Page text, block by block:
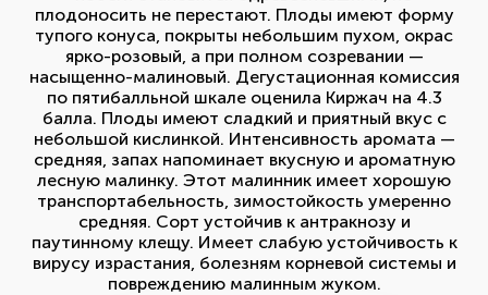
плодоносить не перестают. Плоды имеют форму
тупого конуса, покрыты небольшим пухом, окрас
ярко-розовый, а при полном созревании —
насыщенно-малиновый. Дегустационная комиссия
по пятибалльной шкале оценила Киржач на 4.3
балла. Плоды имеют сладкий и приятный вкус с
небольшой кислинкой. Интенсивность аромата —
средняя, запах напоминает вкусную и ароматную
лесную малинку. Этот малинник имеет хорошую
транспортабельность, зимостойкость умеренно
средняя. Сорт устойчив к антракнозу и
паутинному клещу. Имеет слабую устойчивость к
вирусу израстания, болезням корневой системы и
повреждению малинным жуком.